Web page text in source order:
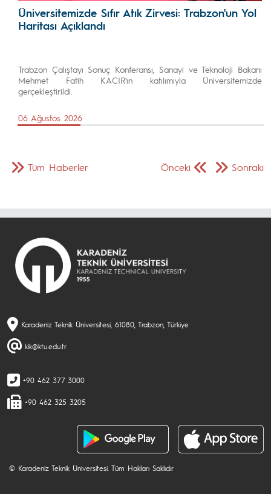
Üniversitemizde Sıfır Atık Zirvesi: Trabzon'un Yol
Haritası Açıklandı
Trabzon Çalıştayı Sonuç Konferansı, Sanayi ve Teknoloji Bakanı
Mehmet Fatih KACIR'ın katılımıyla Üniversitemizde
gerçekleştirildi.
06 Ağustos 2026
Önceki Sonraki
Tüm Haberler
Karadeniz Teknik Üniversitesi, 61080, Trabzon, Türkiye
kik@ktu.edu.tr
+90 462 377 3000
+90 462 325 3205
© Karadeniz Teknik Üniversitesi. Tüm Hakları Saklıdır